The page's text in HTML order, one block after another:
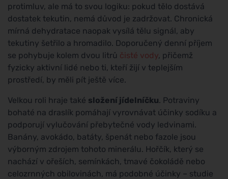
protimluv, ale má to svou logiku: pokud tělo dostává
dostatek tekutin, nemá důvod je zadržovat. Chronická
mírná dehydratace naopak vysílá tělu signál, aby
tekutiny šetřilo a hromadilo. Doporučený denní příjem
se pohybuje kolem dvou litrů čisté vody, přičemž
fyzicky aktivní lidé nebo ti, kteří žijí v teplejším
prostředí, by měli pít ještě více.
Velkou roli hraje také složení jídelníčku. Potraviny
bohaté na draslík pomáhají vyrovnávat účinky sodíku a
podporují vylučování přebytečné vody ledvinami.
Banány, avokádo, batáty, špenát nebo fazole jsou
výborným zdrojem tohoto minerálu. Hořčík, který se
nachází v ořeších, semínkách, tmavé čokoládě nebo
celozrnných obilovinách, má podobné účinky – studie